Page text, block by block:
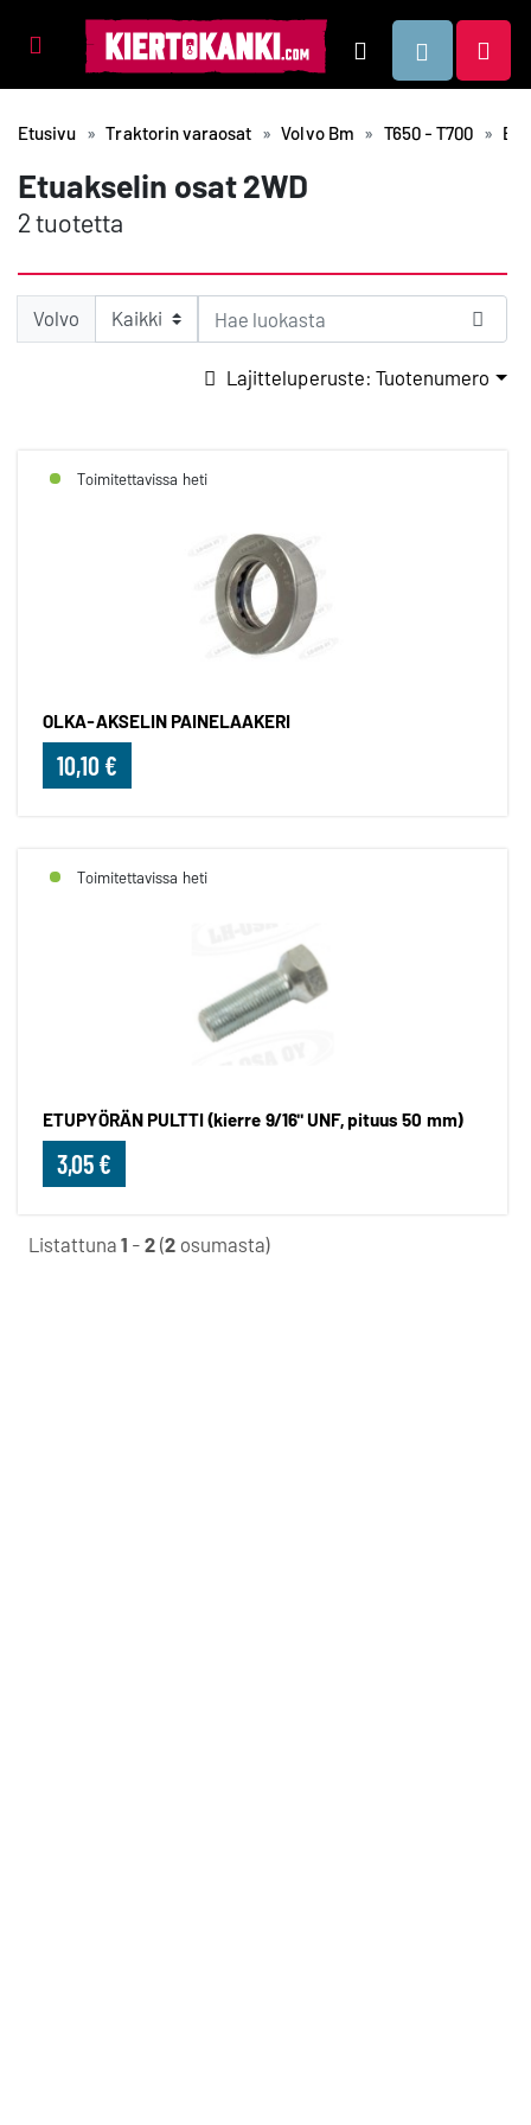
Tuotealueet Hae
Etusivu Traktorin varaosat Volvo Bm T650 - T700
Etuakselin osat 2WD
2 tuotetta
Volvo
Lajitteluperuste: Tuotenumero
Toimitettavissa heti
OLKA-AKSELIN PAINELAAKERI
10,10 €
Toimitettavissa heti
ETUPYÖRÄN PULTTI (kierre 9/16" UNF, pituus 50 mm)
3,05 €
Listattuna1 -2 (2 osumasta)